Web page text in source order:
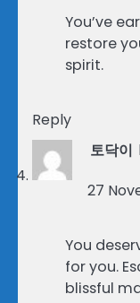
You’ve
restore
spirit.
Reply
토닥이
27
You
for you.
blissful